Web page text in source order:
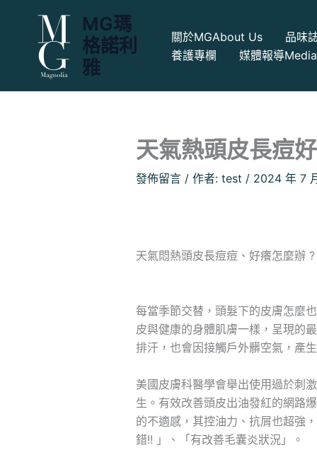
MG瑪
格諾利
雅
關於MGAbout Us
品味
養護專欄
媒體報導Media
天氣熱頭皮長痘
發佈留言 / 作者: test / 2024 年 7
天氣悶熱頭皮長痘痘、好癢怎麼辦
每當季節交替，頭髮下的皮膚怎麼
皮與健康的身體肌膚一樣，呈現的
排汗，也會因接觸戶外髒空氣，產
美國皮膚科醫學會舉出使用過於刺
生。有效改善頭皮出油發紅的網路
的不適感，其控油力、抗屑也超強
錯!! 」、「有改善毛囊炎狀況」。